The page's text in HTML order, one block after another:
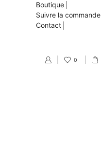
Boutique
Suivre la commande
Contact
0